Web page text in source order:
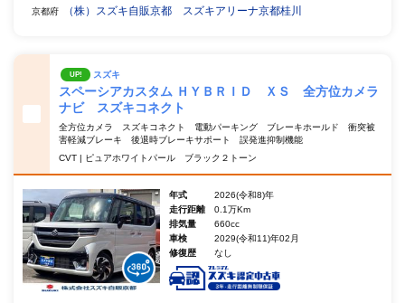
京都府 （株）スズキ自販京都 スズキアリーナ京都桂川
UP! スズキ
スペーシアカスタム ＨＹＢＲＩＤ ＸＳ 全方位カメラ
ナビ スズキコネクト
全方位カメラ スズキコネクト 電動パーキング ブレーキホールド 衝突被
害軽減ブレーキ 後退時ブレーキサポート 誤発進抑制機能
CVT | ピュアホワイトパール ブラック２トーン
年式
2026(令和8)年
走行距離
0.1万Km
排気量
660cc
車検
2029(令和11)年02月
修復歴
なし